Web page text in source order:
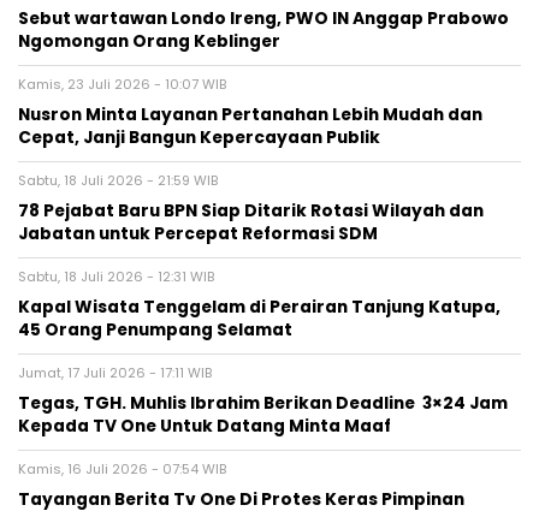
Sebut wartawan Londo Ireng, PWO IN Anggap Prabowo
Ngomongan Orang Keblinger
Kamis, 23 Juli 2026 - 10:07 WIB
Nusron Minta Layanan Pertanahan Lebih Mudah dan
Cepat, Janji Bangun Kepercayaan Publik
Sabtu, 18 Juli 2026 - 21:59 WIB
78 Pejabat Baru BPN Siap Ditarik Rotasi Wilayah dan
Jabatan untuk Percepat Reformasi SDM
Sabtu, 18 Juli 2026 - 12:31 WIB
Kapal Wisata Tenggelam di Perairan Tanjung Katupa,
45 Orang Penumpang Selamat
Jumat, 17 Juli 2026 - 17:11 WIB
Tegas, TGH. Muhlis Ibrahim Berikan Deadline 3×24 Jam
Kepada TV One Untuk Datang Minta Maaf
Kamis, 16 Juli 2026 - 07:54 WIB
Tayangan Berita Tv One Di Protes Keras Pimpinan